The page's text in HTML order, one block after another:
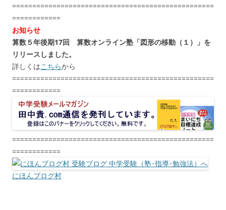
==================================================
============
お知らせ
算数５年後期17回 算数オンライン塾「図形の移動（１）」を
リリースしました。
詳しくはこちらから
==================================================
============
==================================================
============
にほんブログ村